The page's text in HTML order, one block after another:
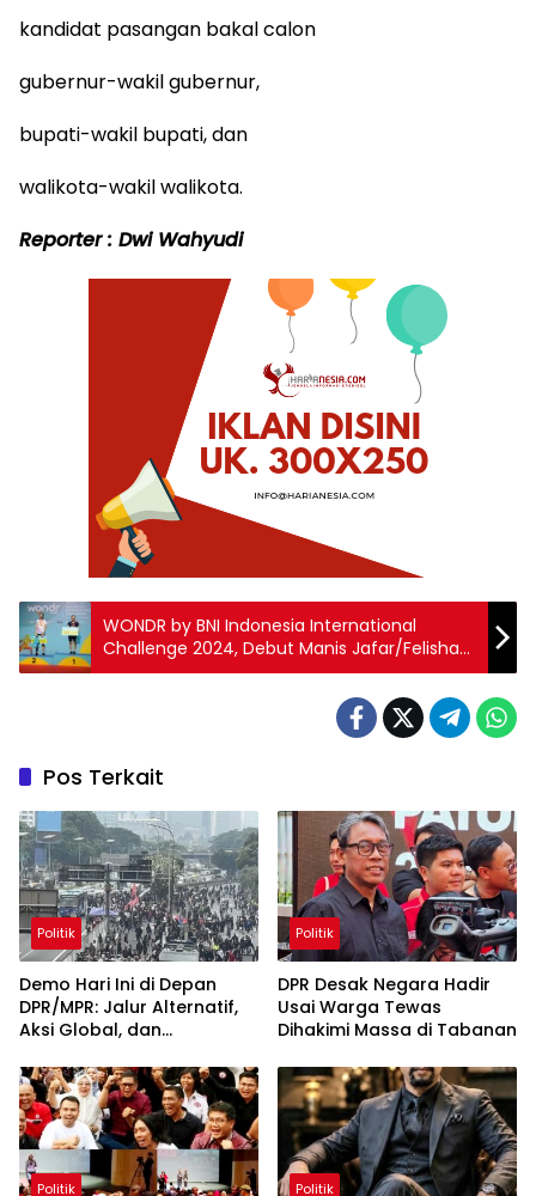
kandidat pasangan bakal calon
gubernur-wakil gubernur,
bupati-wakil bupati, dan
walikota-wakil walikota.
Reporter : Dwi Wahyudi
WONDR by BNI Indonesia International
Challenge 2024, Debut Manis Jafar/Felisha
Berbuah Gelar Juara
Pos Terkait
Politik
Demo Hari Ini di Depan
DPR/MPR: Jalur Alternatif,
Aksi Global, dan
Agustus 2026
Politik
DPR Desak Negara Hadir
Usai Warga Tewas
Dihakimi Massa di Tabanan
Politik Politik